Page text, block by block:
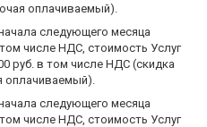
оплачиваемый).
следующего месяца
числе НДС, стоимость Услуг
руб. в том числе НДС (скидка
оплачиваемый).
следующего месяца
числе НДС, стоимость Услуг